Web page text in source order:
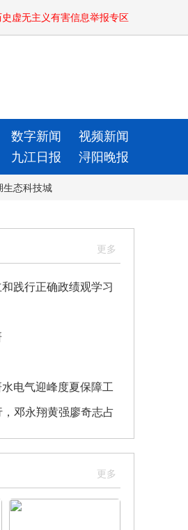
虚无主义有害信息举报专区
数字新闻
视频新闻
九江日报 浔阳晚报
生态科技城
践行正确政绩观学习
电气迎峰度夏保障工
邓永翔黄强廖奇志占